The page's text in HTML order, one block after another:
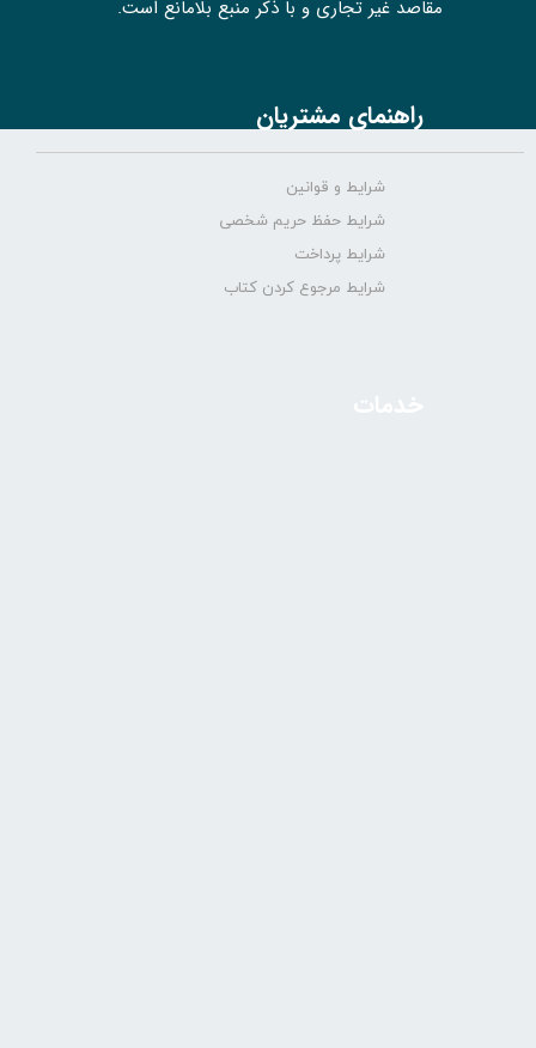
مقاصد غیر تجاری و با ذکر منبع بلامانع است.
راهنمای مشتریان
شرایط و قوانین
شرایط حفظ حریم شخصی
شرایط پرداخت
شرایط مرجوع کردن کتاب